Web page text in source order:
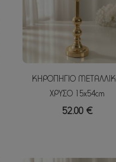
ΚΗΡΟΠΗΓΙΟ
ΧΡΥΣΟ 15x54cm
52.00 €